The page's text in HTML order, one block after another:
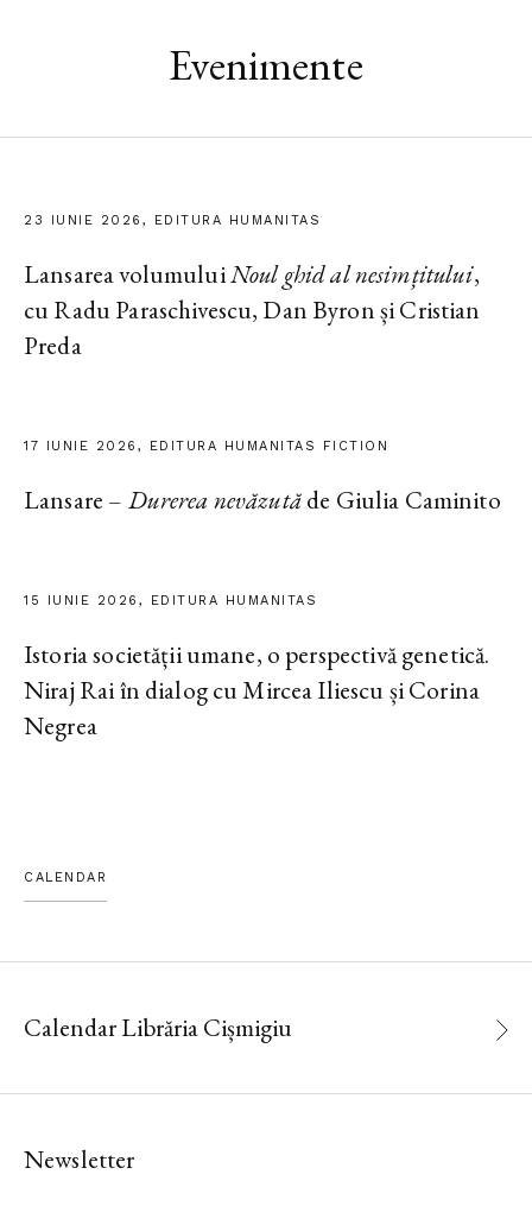
Evenimente
23 IUNIE 2026, EDITURA HUMANITAS
Lansarea volumuluiNoul ghid al nesimțitului,
cu Radu Paraschivescu, Dan Byron și Cristian
Preda
17 IUNIE 2026, EDITURA HUMANITAS FICTION
Lansare – Durerea nevăzutăde Giulia Caminito
15 IUNIE 2026, EDITURA HUMANITAS
Istoria societății umane, o perspectivă genetică.
Niraj Rai în dialog cu Mircea Iliescu și Corina
Negrea
CALENDAR
Calendar Librăria Cișmigiu
Newsletter